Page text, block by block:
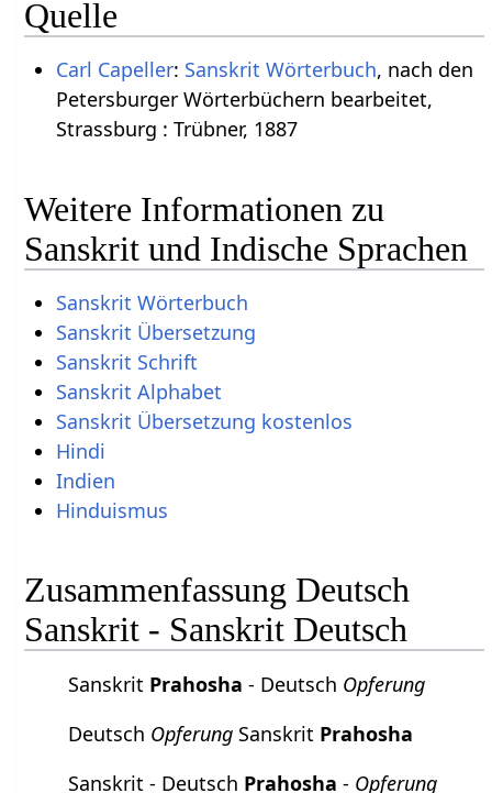
Quelle
Carl Capeller: Sanskrit Wörterbuch, nach den
Petersburger Wörterbüchern bearbeitet,
Strassburg : Trübner, 1887
Weitere Informationen zu
Sanskrit und Indische Sprachen
Sanskrit Wörterbuch
Sanskrit Übersetzung
Sanskrit Schrift
Sanskrit Alphabet
Sanskrit Übersetzung kostenlos
Hindi
Indien
Hinduismus
Zusammenfassung Deutsch
Sanskrit - Sanskrit Deutsch
Sanskrit Prahosha - Deutsch Opferung
Deutsch Opferung Sanskrit Prahosha
Sanskrit - Deutsch Prahosha - Opferung